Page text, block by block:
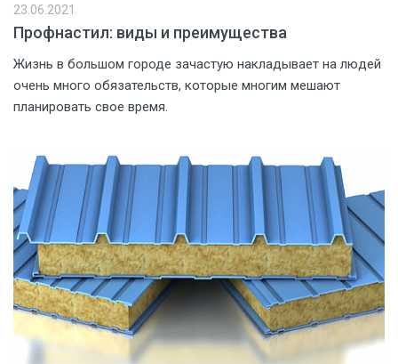
Профнастил: виды и преимущества
23.06.2021
Жизнь в большом городе зачастую накладывает на людей
очень много обязательств, которые многим мешают
планировать свое время.